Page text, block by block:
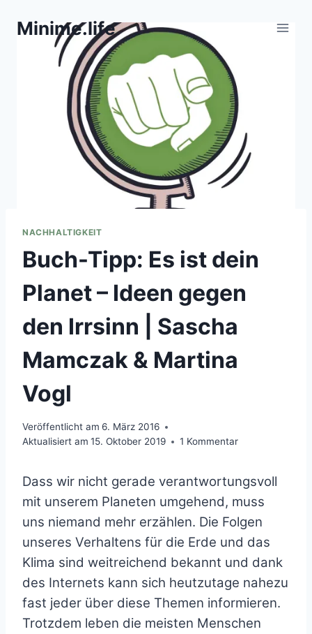
InhaltMinime.life
NACHHALTIGKEIT
Buch-Tipp: Es ist dein
Planet – Ideen gegen
den Irrsinn | Sascha
Mamczak & Martina
Vogl
Veröffentlicht am 6. März 2016
Aktualisiert am 15. Oktober 2019 1 Kommentar
Dass wir nicht gerade verantwortungsvoll
mit unserem Planeten umgehend, muss
uns niemand mehr erzählen. Die Folgen
unseres Verhaltens für die Erde und das
Klima sind weitreichend bekannt und dank
des Internets kann sich heutzutage nahezu
fast jeder über diese Themen informieren.
Trotzdem leben die meisten Menschen